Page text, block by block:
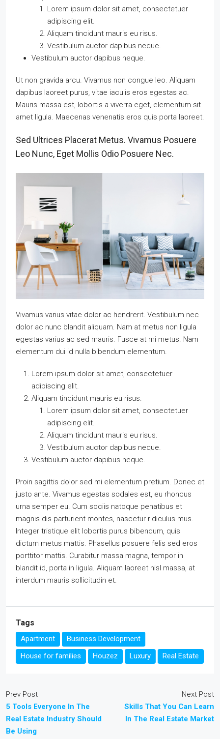
Lorem ipsum dolor sit amet, consectetuer
adipiscing elit.
Aliquam tincidunt mauris eu risus.
Vestibulum auctor dapibus neque.
Vestibulum auctor dapibus neque.
Ut non gravida arcu. Vivamus non congue leo. Aliquam
dapibus laoreet purus, vitae iaculis eros egestas ac.
Mauris massa est, lobortis a viverra eget, elementum sit
amet ligula. Maecenas venenatis eros quis porta laoreet.
Sed Ultrices Placerat Metus. Vivamus Posuere
Leo Nunc, Eget Mollis Odio Posuere Nec.
Vivamus varius vitae dolor ac hendrerit. Vestibulum nec
dolor ac nunc blandit aliquam. Nam at metus non ligula
egestas varius ac sed mauris. Fusce at mi metus. Nam
elementum dui id nulla bibendum elementum.
Lorem ipsum dolor sit amet, consectetuer
adipiscing elit.
Aliquam tincidunt mauris eu risus.
Lorem ipsum dolor sit amet, consectetuer
adipiscing elit.
Aliquam tincidunt mauris eu risus.
Vestibulum auctor dapibus neque.
Vestibulum auctor dapibus neque.
Proin sagittis dolor sed mi elementum pretium. Donec et
justo ante. Vivamus egestas sodales est, eu rhoncus
urna semper eu. Cum sociis natoque penatibus et
magnis dis parturient montes, nascetur ridiculus mus.
Integer tristique elit lobortis purus bibendum, quis
dictum metus mattis. Phasellus posuere felis sed eros
porttitor mattis. Curabitur massa magna, tempor in
blandit id, porta in ligula. Aliquam laoreet nisl massa, at
interdum mauris sollicitudin et.
Tags
Apartment
Business Development
House for families
Houzez Luxury Real Estate
Prev Post
5 Tools Everyone In The
Real Estate Industry Should
Be Using
Next Post
Skills That You Can Learn
In The Real Estate Market